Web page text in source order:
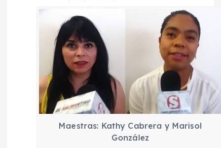
Maestras: Kathy Cabrera y Marisol
González